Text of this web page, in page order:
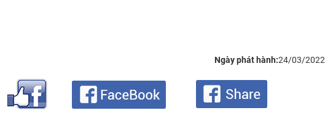
Ngày phát hành:24/03/2022